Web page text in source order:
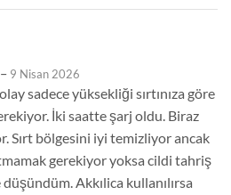
– 9 Nisan 2026
sadece yüksekliği sırtınıza göre
İki saatte şarj oldu. Biraz
Sırt bölgesini iyi temizliyor ancak
gerekiyor yoksa cildi tahriş
Akkılica kullanılırsa